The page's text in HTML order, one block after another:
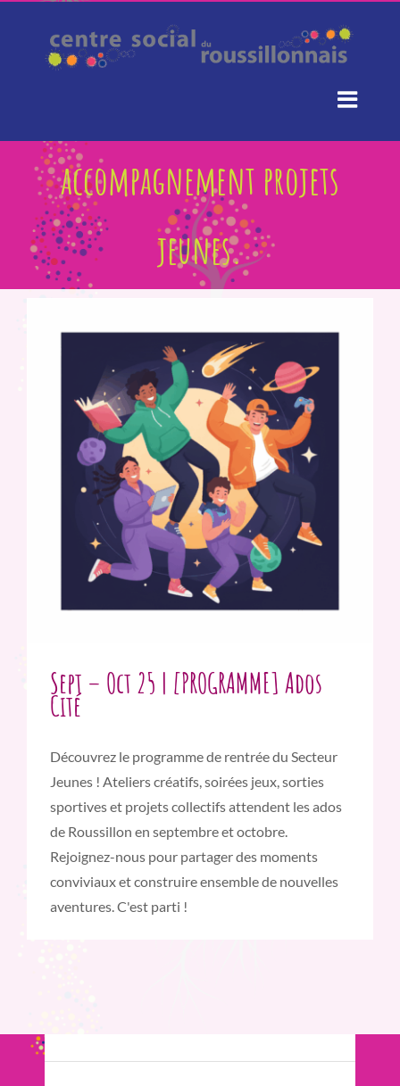
contenu
accompagnement projets
jeunes.
Sept – Oct 25 | [PROGRAMME] Ados
Cité
Découvrez le programme de rentrée du Secteur
Jeunes ! Ateliers créatifs, soirées jeux, sorties
sportives et projets collectifs attendent les ados
de Roussillon en septembre et octobre.
Rejoignez-nous pour partager des moments
conviviaux et construire ensemble de nouvelles
aventures. C'est parti !